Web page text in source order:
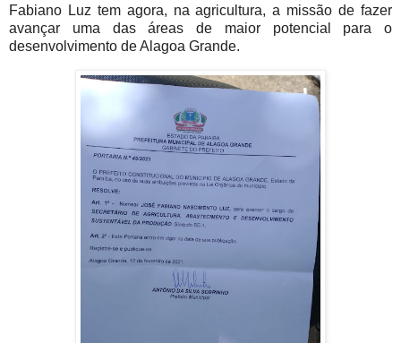
Fabiano Luz tem agora, na agricultura, a missão de fazer
avançar uma das áreas de maior potencial para o
desenvolvimento de Alagoa Grande.